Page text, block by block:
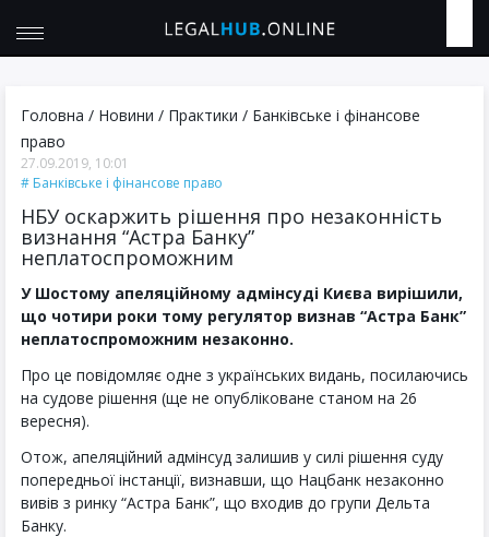
Головна / Новини / Практики / Банківське і фінансове
право
27.09.2019, 10:01
Банківське і фінансове право
НБУ оскаржить рішення про незаконність
визнання “Астра Банку”
неплатоспроможним
У Шостому апеляційному адмінсуді Києва вирішили,
що чотири роки тому регулятор визнав “Астра Банк”
неплатоспроможним незаконно.
Про це повідомляє одне з українських видань, посилаючись
на судове рішення (ще не опубліковане станом на 26
вересня).
Отож, апеляційний адмінсуд залишив у силі рішення суду
попередньої інстанції, визнавши, що Нацбанк незаконно
вивів з ринку “Астра Банк”, що входив до групи Дельта
Банку.